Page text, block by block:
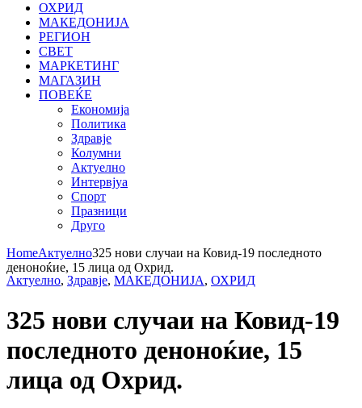
ОХРИД
МАКЕДОНИЈА
РЕГИОН
СВЕТ
МАРКЕТИНГ
МАГАЗИН
ПОВЕЌЕ
Економија
Политика
Здравје
Колумни
Актуелно
Интервјуа
Спорт
Празници
Друго
HomeАктуелно325 нови случаи на Ковид-19 последното
деноноќие, 15 лица од Охрид.
Актуелно, Здравје, МАКЕДОНИЈА, ОХРИД
325 нови случаи на Ковид-19
последното деноноќие, 15
лица од Охрид.